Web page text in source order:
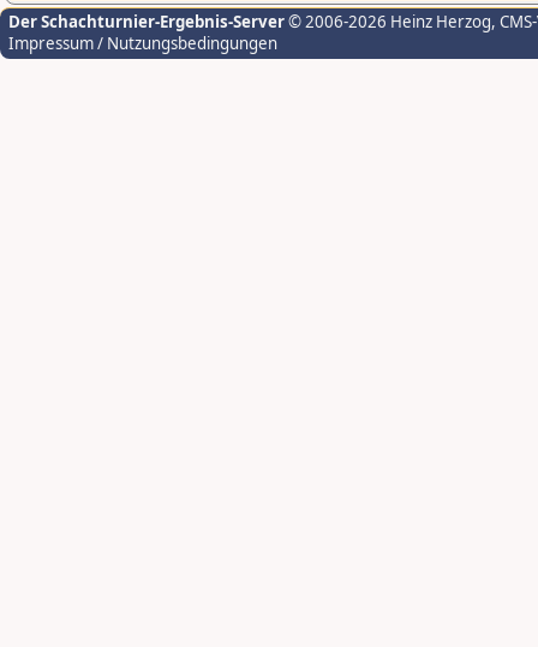
Der Schachturnier-Ergebnis-Server© 2006-2026 Heinz Herzog,
Impressum / Nutzungsbedingungen